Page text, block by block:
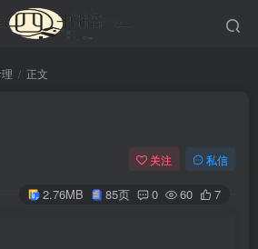
正文
关注 私信
2.76MB 85页 0 60 7